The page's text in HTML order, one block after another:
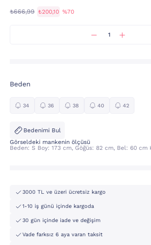
₺666,99 ₺200,10 %70
Beden
34 36 38 40 42
Bedenimi Bul
Görseldeki mankenin ölçüsü
Beden: S Boy: 173 cm, Göğüs: 82 cm, Bel: 60 cm
3000 TL ve üzeri ücretsiz kargo
1-10 iş günü içinde kargoda
30 gün içinde iade ve değişim
Vade farksız 6 aya varan taksit